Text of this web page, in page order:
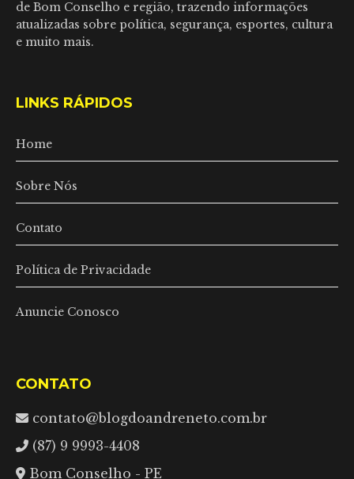
de Bom Conselho e região, trazendo informações
atualizadas sobre política, segurança, esportes, cultura
e muito mais.
LINKS RÁPIDOS
Home
Sobre Nós
Contato
Política de Privacidade
Anuncie Conosco
CONTATO
contato@blogdoandreneto.com.br
(87) 9 9993-4408
Bom Conselho - PE